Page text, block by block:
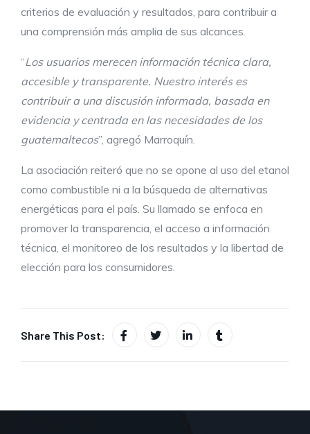
criterios de evaluación y resultados, para contribuir a
una comprensión más amplia de sus alcances.
“Los usuarios merecen información técnica clara,
accesible y transparente. Nuestro interés es
contribuir a una discusión informada, basada en
evidencia y centrada en las necesidades de los
guatemaltecos”, agregó Marroquín.
La asociación reiteró que no se opone al uso del etanol
como combustible ni a la búsqueda de alternativas
energéticas para el país. Su llamado se enfoca en
promover la transparencia, el acceso a información
técnica, el monitoreo de los resultados y la libertad de
elección para los consumidores.
Share This Post: